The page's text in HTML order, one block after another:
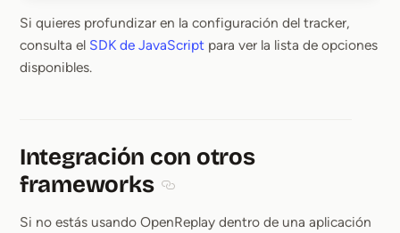
Si quieres profundizar en la configuración del tracker,
consulta el SDK de JavaScript para ver la lista de opciones
disponibles.
Integración con otros
frameworks
Si no estás usando OpenReplay dentro de una aplicación